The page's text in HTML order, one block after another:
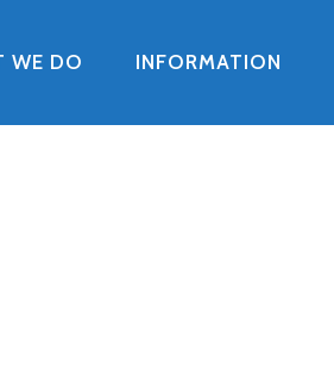
WE DO INFORMATION